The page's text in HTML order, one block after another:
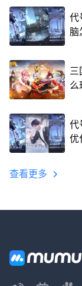
代
脑
么
代
优
查看更多